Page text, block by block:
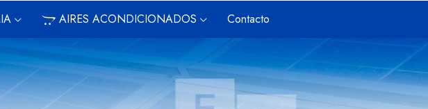
AIRES ACONDICIONADOS Contacto